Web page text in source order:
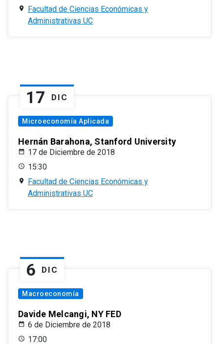
Facultad de Ciencias Económicas y
Administrativas UC
17 DIC
Microeconomía Aplicada
Hernán Barahona, Stanford University
17 de Diciembre de 2018
15:30
Facultad de Ciencias Económicas y
Administrativas UC
6 DIC
Macroeconomía
Davide Melcangi, NY FED
6 de Diciembre de 2018
17:00